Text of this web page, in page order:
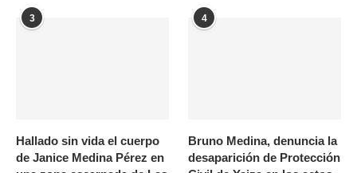
3
Hallado sin vida el cuerpo
de Janice Medina Pérez en
4
Bruno Medina, denuncia la
desaparición de Protección